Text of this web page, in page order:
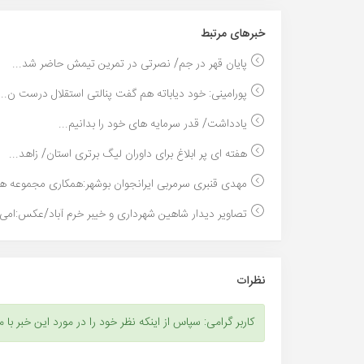
خبر‌های مرتبط
پایان قهر در جم/ نصرتی در تمرین تیمش حاضر شد...
پورامینی: خود دیاباته هم گفت پنالتی استقلال درست
یادداشت/ قدر سرمایه های خود را بدانیم...
هفته ای پر ابلاغ برای داوران لیگ برتری استان/ زاهد...
مهدی قنبری سرمربی ایرانجوان بوشهر:همکاری مجموعه
تصاویر دیدار شاهین شهرداری و خیبر خرم آباد/
نظرات
کاربر گرامی: سپاس از اینکه نظر خود را در مورد این خبر